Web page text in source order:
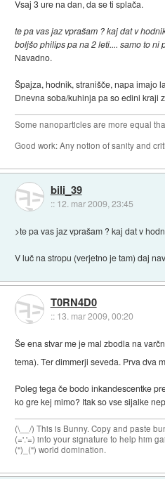
Vsaj 3 ure na dan, da se ti splača.
te pa vas jaz vprašam ? kaj dat v
boljšo philips pa na 2 leti.... samo to
Navadno.
Špajza, hodnik, stranišče, napa imajo
Dnevna soba/kuhinja pa so edini kraji
Some nanoparticles are more equal
Good work: Any notion of sanity and
bili_39
:: 12. mar 2009, 23:45
>te pa vas jaz vprašam ? kaj dat v
V luč na stropu (verjetno je tam) daj
T0RN4D0
:: 13. mar 2009, 00:20
Še ena stvar me je mal zbodla na
tema). Ter dimmerji seveda. Prva dva
Poleg tega če bodo inkandescentke
ko gre kej mimo? Itak so vse sijalke
(\__/) This is Bunny. Copy and paste
(='.'=) into your signature to help him
(")_(") world domination.